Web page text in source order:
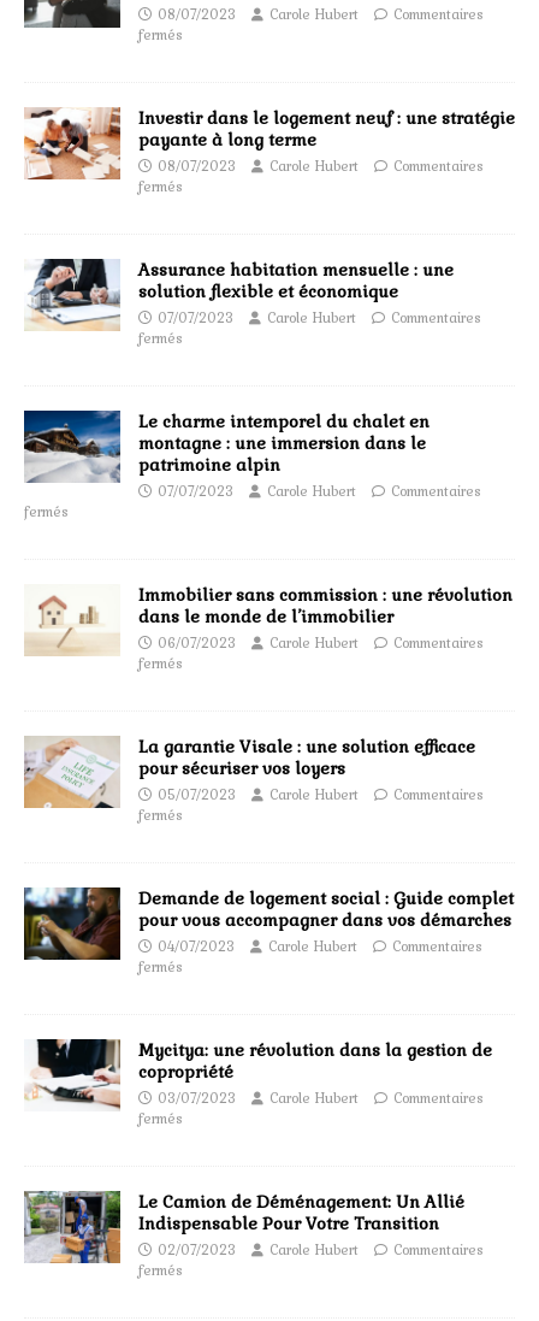
08/07/2023 Carole Hubert
Commentaires
fermés
Investir dans le logement neuf : une stratégie
payante à long terme
08/07/2023 Carole Hubert
Commentaires
fermés
Assurance habitation mensuelle : une
solution flexible et économique
07/07/2023 Carole Hubert
Commentaires
fermés
Le charme intemporel du chalet en
montagne : une immersion dans le
patrimoine alpin
07/07/2023 Carole Hubert
Commentaires
fermés
Immobilier sans commission : une révolution
dans le monde de l’immobilier
06/07/2023 Carole Hubert
Commentaires
fermés
La garantie Visale : une solution efficace
pour sécuriser vos loyers
05/07/2023 Carole Hubert
Commentaires
fermés
Demande de logement social : Guide complet
pour vous accompagner dans vos démarches
04/07/2023 Carole Hubert
Commentaires
fermés
Mycitya: une révolution dans la gestion de
copropriété
03/07/2023 Carole Hubert
Commentaires
fermés
Le Camion de Déménagement: Un Allié
Indispensable Pour Votre Transition
02/07/2023 Carole Hubert
Commentaires
fermés